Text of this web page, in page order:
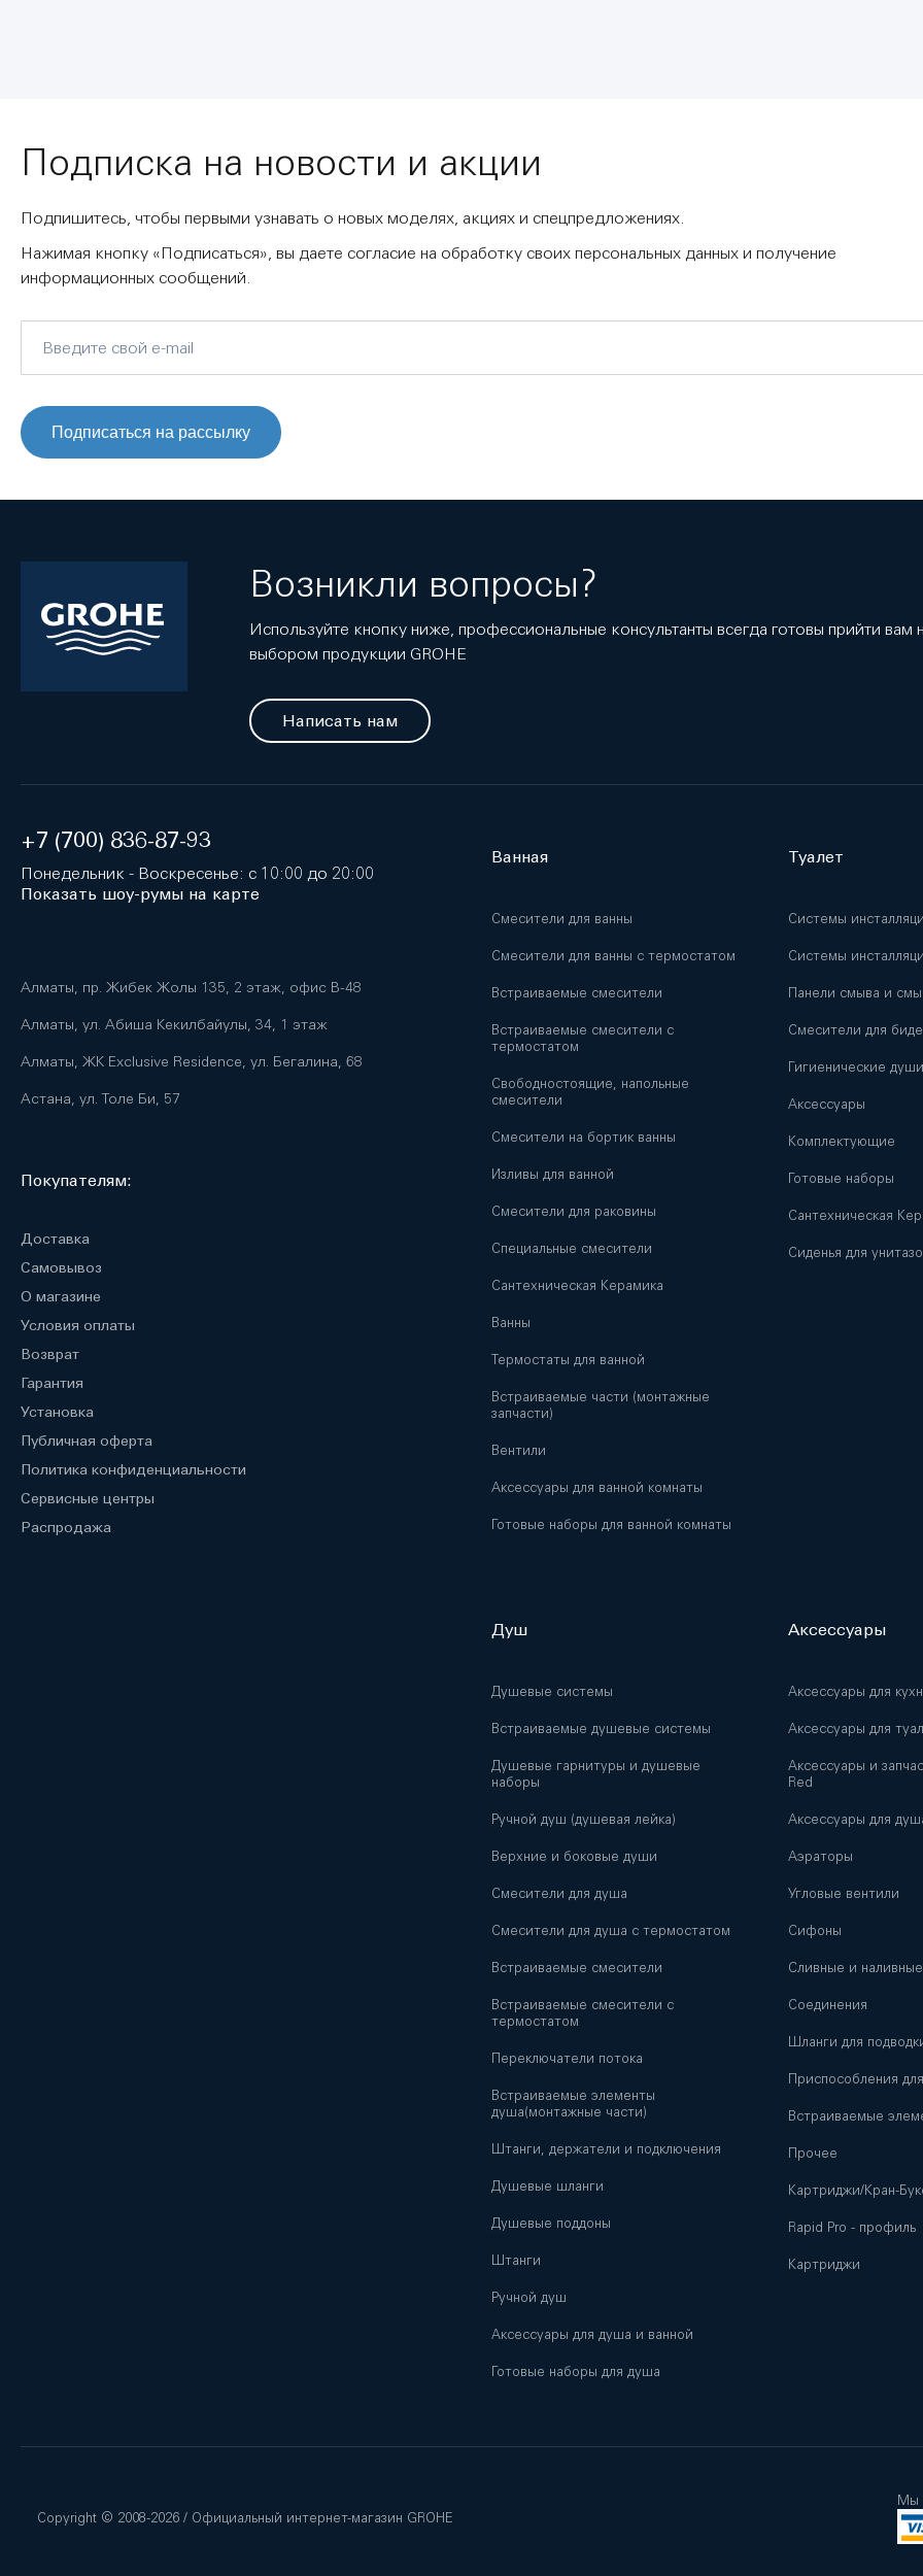
Подписка на новости и акции
Подпишитесь, чтобы первыми узнавать о новых моделях, акциях и спецпредложениях.
Нажимая кнопку «Подписаться», вы даете согласие на обработку своих персональных данных и получение
информационных сообщений.
Подписаться на рассылку
Возникли вопросы?
Используйте кнопку ниже, профессиональные консультанты всегда готовы прийти
выбором продукции GROHE
Написать нам
+7 (700) 836-87-93
Понедельник - Воскресенье: с 10:00 до 20:00
Показать шоу-румы на карте
Алматы, пр. Жибек Жолы 135, 2 этаж, офис B-48
Алматы, ул. Абиша Кекилбайулы, 34, 1 этаж
Алматы, ЖК Exclusive Residence, ул. Бегалина, 68
Астана, ул. Толе Би, 57
Покупателям:
Доставка
Самовывоз
О магазине
Условия оплаты
Возврат
Гарантия
Установка
Публичная оферта
Политика конфиденциальности
Сервисные центры
Распродажа
Ванная
Смесители для ванны
Смесители для ванны с термостатом
Встраиваемые смесители
Встраиваемые смесители с
термостатом
Свободностоящие, напольные
смесители
Смесители на бортик ванны
Изливы для ванной
Смесители для раковины
Специальные смесители
Сантехническая Керамика
Ванны
Термостаты для ванной
Встраиваемые части (монтажные
запчасти)
Вентили
Аксессуары для ванной комнаты
Готовые наборы для ванной комнаты
Туалет
Системы
Системы
Панели смыва и
Смесители для биде
Гигиенические души
Аксессуары
Комплектующие
Готовые наборы
Сантехническая
Сиденья для
Душ
Душевые системы
Встраиваемые душевые системы
Душевые гарнитуры и душевые
наборы
Ручной душ (душевая лейка)
Верхние и боковые души
Смесители для душа
Смесители для душа с термостатом
Встраиваемые смесители
Встраиваемые смесители с
термостатом
Переключатели потока
Встраиваемые элементы
душа(монтажные части)
Штанги, держатели и подключения
Душевые шланги
Душевые поддоны
Штанги
Ручной душ
Аксессуары для душа и ванной
Готовые наборы для душа
Аксессуары
Аксессуары для
Аксессуары для
Аксессуары и
Red
Аксессуары для
Аэраторы
Угловые вентили
Сифоны
Сливные и
Соединения
Шланги для
Приспособления
Встраиваемые
Прочее
Картриджи/Кран-
Rapid Pro - профиль
Картриджи
Copyright © 2008-2026 / Официальный интернет-магазин GROHE
Мы